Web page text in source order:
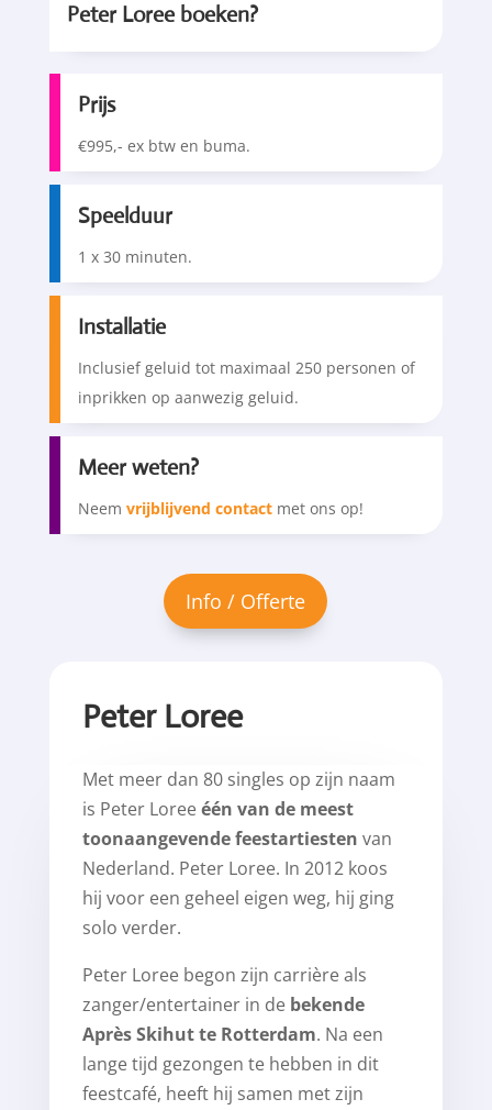
Peter Loree boeken?
Prijs
€995,- ex btw en buma.
Speelduur
1 x 30 minuten.
Installatie
Inclusief geluid tot maximaal 250 personen of
inprikken op aanwezig geluid.
Meer weten?
Neem vrijblijvend contactmet ons op!
Peter Loree
Met meer dan 80 singles op zijn naam
is Peter Loreeéén van de meest
toonaangevende feestartiesten van
Nederland. Peter Loree. In 2012 koos
hij voor een geheel eigen weg, hij ging
solo verder.
Peter Loree begon zijn carrière als
zanger/entertainer in de bekende
Après Skihut te Rotterdam. Na een
lange tijd gezongen te hebben in dit
feestcafé, heeft hij samen met zijn